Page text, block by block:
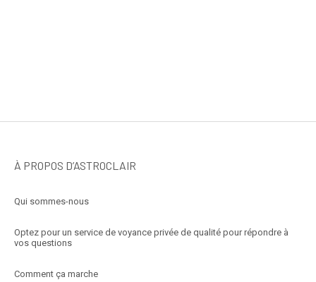
À PROPOS D’ASTROCLAIR
Qui sommes-nous
Optez pour un service de voyance privée de qualité pour répondre à
vos questions
Comment ça marche